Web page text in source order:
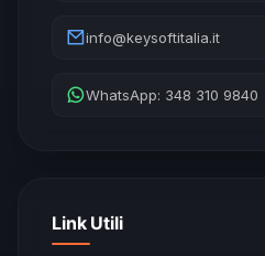
info@keysoftitalia.it
WhatsApp: 348 310 9840
Link Utili